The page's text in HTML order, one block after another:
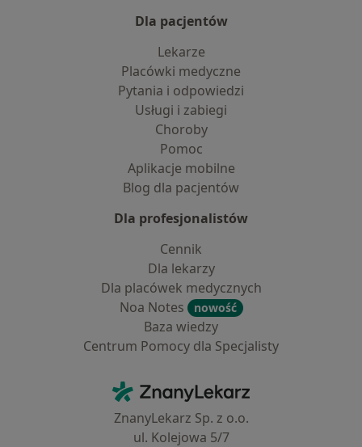
Dla pacjentów
Lekarze
Placówki medyczne
Pytania i odpowiedzi
Usługi i zabiegi
Choroby
Pomoc
Aplikacje mobilne
Blog dla pacjentów
Dla profesjonalistów
Cennik
Dla lekarzy
Dla placówek medycznych
Noa Notes
nowość
Baza wiedzy
Centrum Pomocy dla Specjalisty
ZnanyLekarz - Strona główna
ZnanyLekarz Sp. z o.o.
ul. Kolejowa 5/7